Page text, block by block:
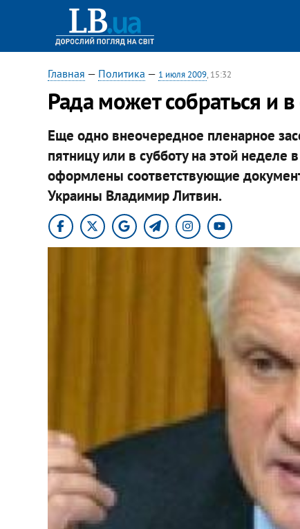
Главная — Политика — 1 июля 2009, 15:32
Рада может собраться и в
Еще одно внеочередное пленарное
пятницу или в субботу на этой неделе
оформлены соответствующие
Украины Владимир Литвин.